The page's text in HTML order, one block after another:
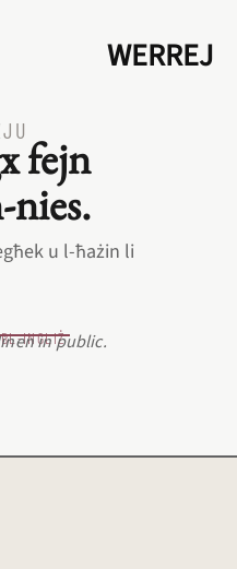
WERREJ
fejn
u l‑ħażin li
in public.